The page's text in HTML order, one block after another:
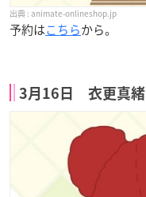
animate-onlineshop.jp
予約はこちらから。
3月16日 衣更真緒